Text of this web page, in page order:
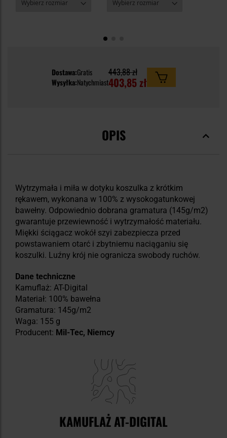
Dostawa:Gratis
Wysyłka:Natychmiast
443,88 zł
403,85 zł
OPIS
Wytrzymała i miła w dotyku koszulka z krótkim
rękawem, wykonana w 100% z wysokogatunkowej
bawełny. Odpowiednio dobrana gramatura (145g/m2)
gwarantuje przewiewność i wytrzymałość materiału.
Miękki ściągacz wokół szyi zabezpiecza przed
powstawaniem otarć i zbytniemu naciąganiu się
koszulki. Luźny krój nie ogranicza swobody ruchów.
Dane techniczne
Kamuflaż: AT-Digital
Materiał: 100% bawełna
Gramatura: 145g/m2
Waga: 155 g
Producent: Mil-Tec, Niemcy
KAMUFLAŻ AT-DIGITAL